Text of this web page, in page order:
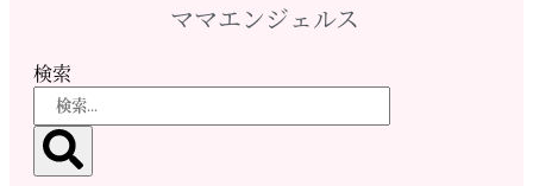
ママエンジェルス
検索